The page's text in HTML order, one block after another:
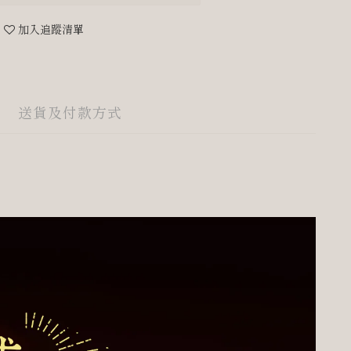
加入追蹤清單
送貨及付款方式